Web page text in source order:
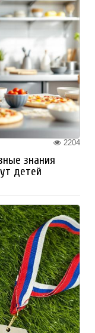
2204
знания
детей